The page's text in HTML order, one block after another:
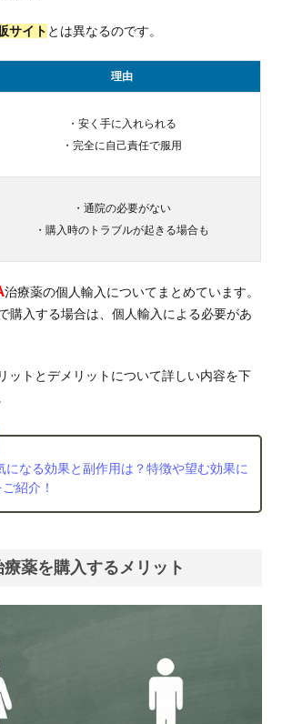
サイト とは異なるのです。
理由
・安く手に入れられる
・完全に自己責任で服用
・通院の必要がない
・購入時のトラブルが起きる場合も
治療薬の個人輸入についてまとめています。
購入する場合は、個人輸入による必要があ
ットとデメリットについて詳しい内容を下
になる効果と副作用は？特徴や望む効果に
紹介！
薬を購入するメリット